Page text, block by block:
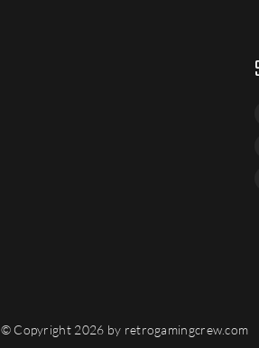
© Copyright 2026 by retrogamingcrew.com